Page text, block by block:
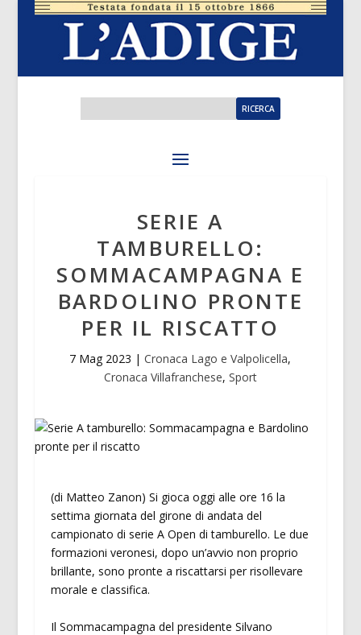
SERIE A
TAMBURELLO:
SOMMACAMPAGNA E
BARDOLINO PRONTE
PER IL RISCATTO
7 Mag 2023 |Cronaca Lago e Valpolicella,
Cronaca Villafranchese, Sport
(di Matteo Zanon) Si gioca oggi alle ore 16 la
settima giornata del girone di andata del
campionato di serie A Open di tamburello. Le due
formazioni veronesi, dopo un’avvio non proprio
brillante, sono pronte a riscattarsi per risollevare
morale e classifica.
Il Sommacampagna del presidente Silvano